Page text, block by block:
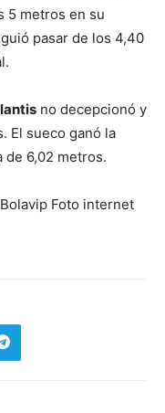
5 metros en su
pasar de los 4,40
no decepcionó y
El sueco ganó la
de 6,02 metros.
Foto internet